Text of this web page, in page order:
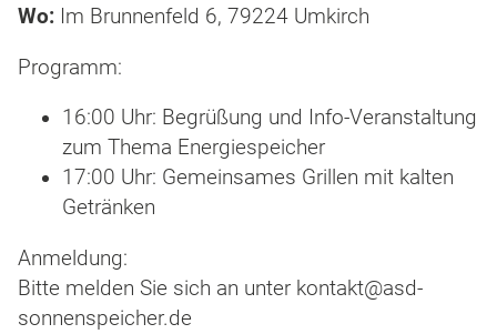
Wo: Im Brunnenfeld 6, 79224 Umkirch
Programm:
16:00 Uhr: Begrüßung und Info-Veranstaltung
zum Thema Energiespeicher
17:00 Uhr: Gemeinsames Grillen mit kalten
Getränken
Anmeldung:
Bitte melden Sie sich an unter kontakt@asd-
sonnenspeicher.de